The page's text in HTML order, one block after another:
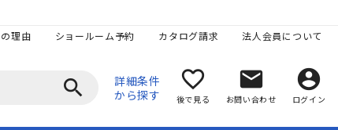
理由 ショールーム予約 カタログ請求 法人会員について
search
詳細条件
から探す
favorite_border
後で見る
mail
お問い合わせ
account_circle
ログイン